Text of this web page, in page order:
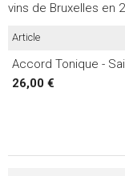
vins de Bruxelles en
Article
Accord Tonique -
26,00 €